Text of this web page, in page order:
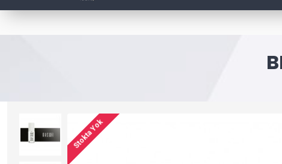
Stokta Yok